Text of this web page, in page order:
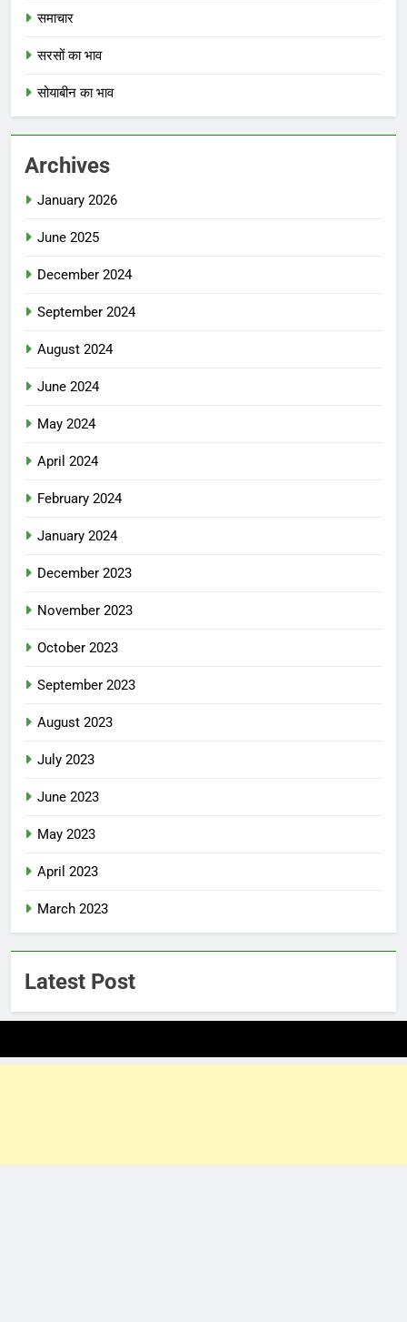
समाचार
सरसों का भाव
सोयाबीन का भाव
Archives
January 2026
June 2025
December 2024
September 2024
August 2024
June 2024
May 2024
April 2024
February 2024
January 2024
December 2023
November 2023
October 2023
September 2023
August 2023
July 2023
June 2023
May 2023
April 2023
March 2023
Latest Post